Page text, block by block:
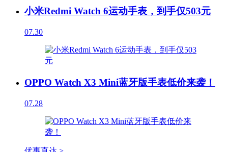
小米Redmi Watch 6运动手表，到手仅503元
07.30
OPPO Watch X3 Mini蓝牙版手表低价来袭！
07.28